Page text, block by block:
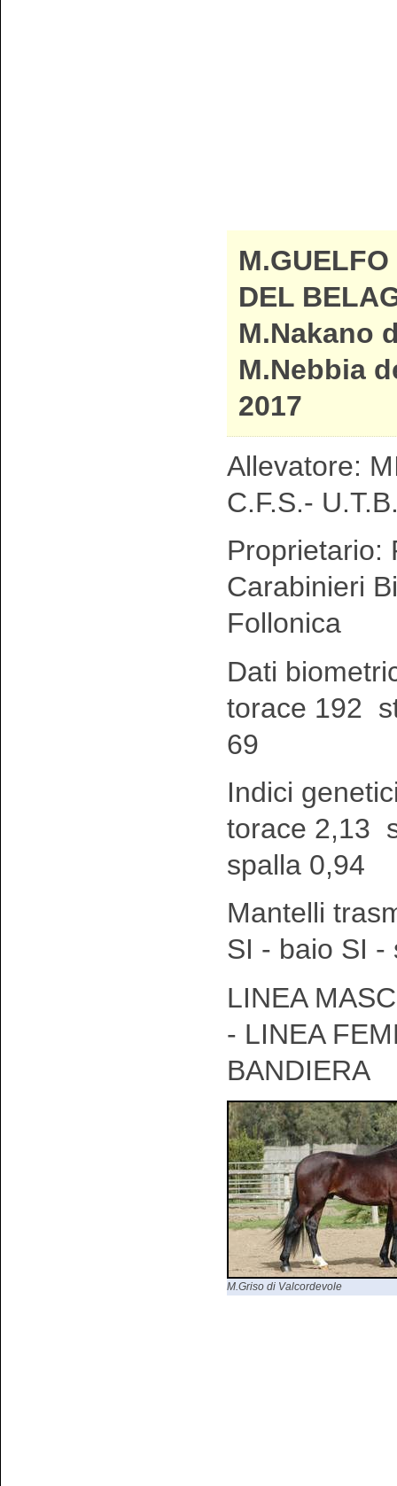
DEL
M.Nakano
M.Nebbia
2017
Allevatore:
C.F.S.-
Proprietario:
Carabinieri
Follonica
Dati
torace 192
69
Indici
torace 2,13
spalla 0,94
Mantelli
SI - baio SI -
LINEA
- LINEA
BANDIERA
M.Griso di Valcordevole